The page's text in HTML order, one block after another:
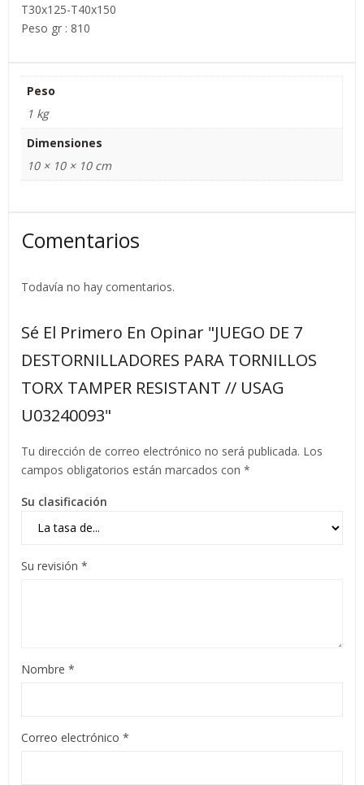
T30x125-T40x150
Peso gr : 810
Peso
1 kg
Dimensiones
10 × 10 × 10 cm
Comentarios
Todavía no hay comentarios.
Sé El Primero En Opinar "JUEGO DE 7
DESTORNILLADORES PARA TORNILLOS
TORX TAMPER RESISTANT // USAG
U03240093"
Tu dirección de correo electrónico no será publicada. Los
campos obligatorios están marcados con *
Su clasificación
Su revisión *
Nombre *
Correo electrónico *